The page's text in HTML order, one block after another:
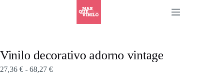
Vinilo decorativo adorno vintage
27,36 € - 68,27 €